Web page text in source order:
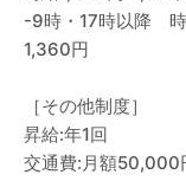
-9時・17時以降
1,360円
［その他制度］
昇給:年1回
交通費:月額50,000